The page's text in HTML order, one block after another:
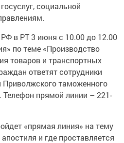
социальной
в РТ 3 июня с 10.00 до 12.00
по теме «Производство
товаров и транспортных
ответят сотрудники
таможенного
прямой линии – 221-
«прямая линия» на тему
и где проставляется